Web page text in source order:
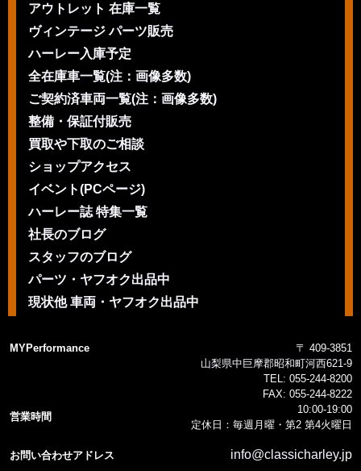
アウトレット 在庫一覧
ヴィンテージ パーツ販売
ハーレー入庫予定
全在庫車一覧(注：画像多数)
ご契約済車両一覧(注：画像多数)
整備・保証付販売
買取や下取のご相談
ショップアクセス
イベント(PCページ)
ハーレー誌 特集一覧
社長のブログ
スタッフのブログ
パーツ・ヤフオク出品中
現状他 車両・ヤフオク出品中
MYPerformance
〒 409-3851
山梨県中巨摩郡昭和町河西621-9
TEL: 055-244-8200
FAX: 055-244-8222
営業時間
10:00-19:00
定休日：毎週月曜・第2 第4火曜日
お問い合わせアドレス info@classicharley.jp